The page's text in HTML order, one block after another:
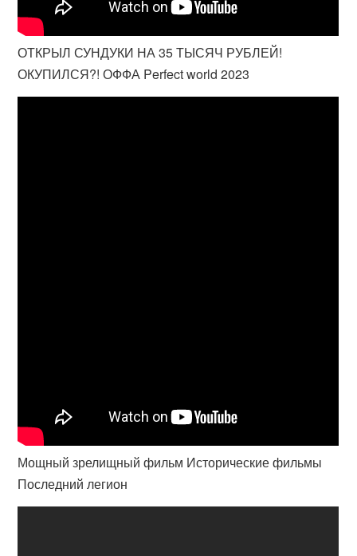
ОТКРЫЛ СУНДУКИ НА 35 ТЫСЯЧ РУБЛЕЙ!
ОКУПИЛСЯ?! ОФФА Perfect world 2023
Мощный зрелищный фильм Исторические фильмы
Последний легион